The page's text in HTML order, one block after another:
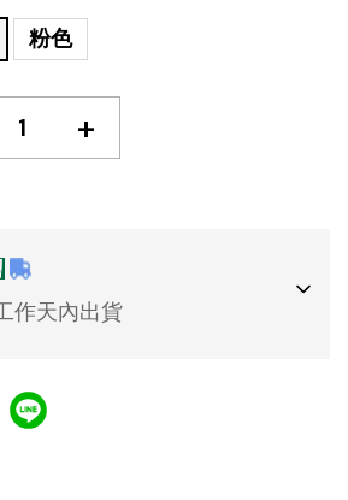
粉色
+
作天內出貨
款